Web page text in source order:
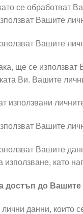
се обработват
Вашите
Вашите
ще се използват
Ви. Вашите
използвани
Вашите
Вашите
използване, като
достъп до
данни, които